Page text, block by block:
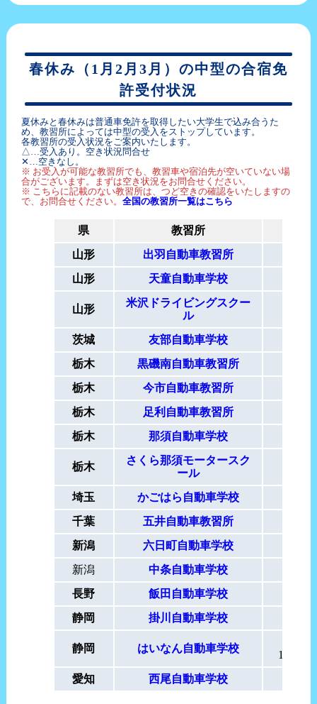
春休み（1月2月3月）の中型の合宿免
許受付状況
夏休みと春休みは普通車免許を取得したい大学生で込み合うた
め、教習所によっては中型の受入をストップしています。
各教習所の受入状況をご案内いたします。
△…受入あり。空き状況問合せ
✕…空きなし。
※ お受入が可能な教習所でも、教習車や宿泊先が空いていない場
合がございます。まずは空き状況をお問合せください。
※ こちらに記載のない教習所は、つど空きの確認をいたしますの
で、お問合せください。 全国の教習所一覧はこちら
県 教習所
山形
出羽自動車教習所
山形
天童自動車学校
山形
米沢ドライビングスクー
ル
茨城 友部自動車学校
栃木
黒磯南自動車教習所
栃木
今市自動車教習所
栃木
足利自動車教習所
栃木
那須自動車学校
栃木
さくら那須モータースク
ール
埼玉 かごはら自動車学校
千葉
五井自動車教習所
新潟
六日町自動車学校
新潟
中条自動車学校
長野
飯田自動車学校
静岡
掛川自動車学校
静岡 はいなん自動車学校
1/25以
愛知
西尾自動車学校